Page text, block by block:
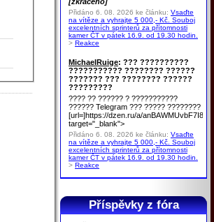
Přidáno 6. 08. 2026 ke článku: Vsaďte
na vítěze a vyhrajte 5 000,- Kč. Souboj
excelentních sprinterů za přítomnosti
kamer ČT v pátek 16.9. od 19.30 hodin.
> Reakce
MichaelRuige: ??? ??????????
??????????? ???????? ??????
??????? ??? ???????? ??????
?????????
???? ?? ?????? ? ???????????
?????? Telegram ??? ????? ????????
[url=]https://dzen.ru/a/
target="_blank">
Přidáno 6. 08. 2026 ke článku: Vsaďte
na vítěze a vyhrajte 5 000,- Kč. Souboj
excelentních sprinterů za přítomnosti
kamer ČT v pátek 16.9. od 19.30 hodin.
> Reakce
Příspěvky z fóra